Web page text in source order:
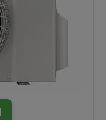
prašine i stoga
efikasno
u zaštiti
.